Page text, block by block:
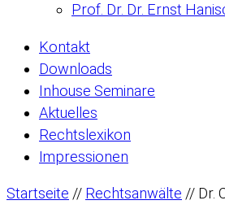
Prof. Dr. Dr. Ernst
Kontakt
Downloads
Inhouse Seminare
Aktuelles
Rechtslexikon
Impressionen
Startseite // Rechtsanwälte // Dr.